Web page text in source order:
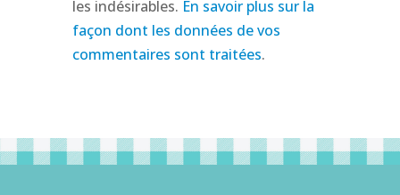
les indésirables. En savoir plus sur la
façon dont les données de vos
commentaires sont traitées.